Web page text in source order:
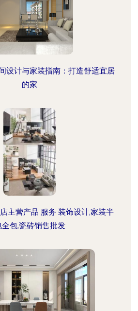
设计与家装指南：打造舒适宜居
的家
主营产品 服务 装饰设计,家装半
全包,瓷砖销售批发